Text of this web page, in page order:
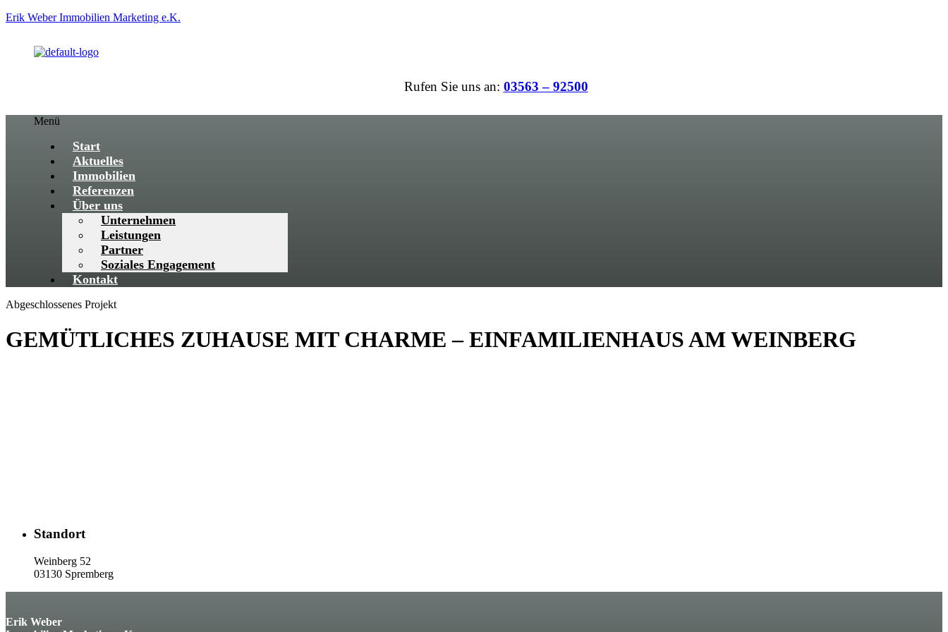
Erik Weber Immobilien Marketing e.K.
Rufen Sie uns an: 03563 – 92500
Menü
Start
Aktuelles
Immobilien
Referenzen
Über uns
Unternehmen
Leistungen
Partner
Soziales Engagement
Kontakt
Abgeschlossenes Projekt
GEMÜTLICHES ZUHAUSE MIT CHARME – EINFAMILIENHAUS AM WEINBERG
Standort
Weinberg 52
03130 Spremberg
Erik Weber